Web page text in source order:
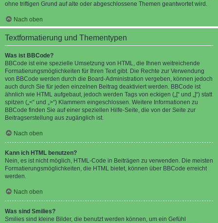
ohne triftigen Grund auf alte oder abgeschlossene Themen geantwortet wird.
Nach oben
Textformatierung und Thementypen
Was ist BBCode?
BBCode ist eine spezielle Umsetzung von HTML, die Ihnen weitreichende
Formatierungsmöglichkeiten für Ihren Text gibt. Die Rechte zur Verwendung
von BBCode werden durch die Board-Administration vergeben, können jedoch
auch durch Sie für jeden einzelnen Beitrag deaktiviert werden. BBCode ist
ähnlich wie HTML aufgebaut, jedoch werden Tags von eckigen („[“ und „]“) statt
spitzen („<“ und „>“) Klammern eingeschlossen. Weitere Informationen zu
BBCode finden Sie auf einer speziellen Hilfe-Seite, die von der Seite zur
Beitragserstellung aus zugänglich ist.
Nach oben
Kann ich HTML benutzen?
Nein, es ist nicht möglich, HTML-Code in Beiträgen zu verwenden. Die meisten
Formatierungsmöglichkeiten, die HTML bietet, können über BBCode erreicht
werden.
Nach oben
Was sind Smilies?
Smilies sind kleine Bilder, die benutzt werden können, um ein Gefühl